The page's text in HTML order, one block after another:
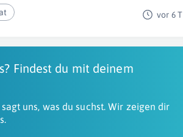
vor 6 T
Findest du mit deinem
uns, was du suchst. Wir zeigen dir